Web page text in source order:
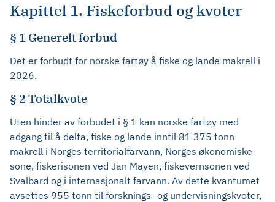
Kapittel 1. Fiskeforbud og kvoter
§ 1 Generelt forbud
Det er forbudt for norske fartøy å fiske og lande makrell i
2026.
§ 2 Totalkvote
Uten hinder av forbudet i § 1 kan norske fartøy med
adgang til å delta, fiske og lande inntil 81 375 tonn
makrell i Norges territorialfarvann, Norges økonomiske
sone, fiskerisonen ved Jan Mayen, fiskevernsonen ved
Svalbard og i internasjonalt farvann. Av dette kvantumet
avsettes 955 tonn til forsknings- og undervisningskvoter,